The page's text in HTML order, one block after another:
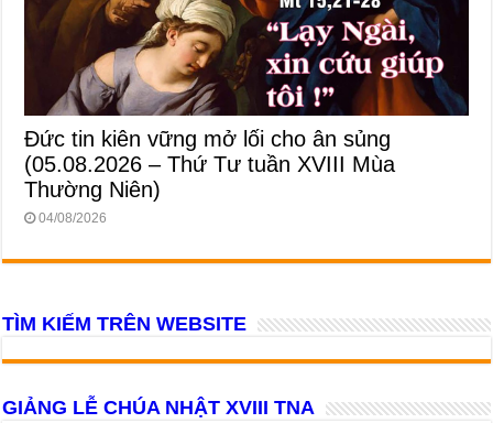
Đức tin kiên vững mở lối cho ân sủng
(05.08.2026 – Thứ Tư tuần XVIII Mùa
Thường Niên)
04/08/2026
TÌM KIẾM TRÊN WEBSITE
GIẢNG LỄ CHÚA NHẬT XVIII TNA